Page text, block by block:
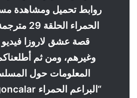
روابط تحميل ومشاهدة
قصة عشق لاروزا
وغيرهم، ومن ثم
المعلومات حول